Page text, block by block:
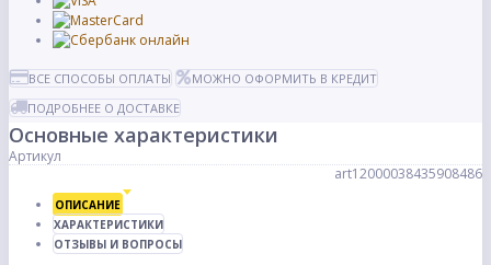
ВСЕ СПОСОБЫ ОПЛАТЫ
МОЖНО ОФОРМИТЬ В КРЕДИТ
ПОДРОБНЕЕ О ДОСТАВКЕ
Основные характеристики
Артикул
art12000038435908486
ОПИСАНИЕ
ХАРАКТЕРИСТИКИ
ОТЗЫВЫ И ВОПРОСЫ